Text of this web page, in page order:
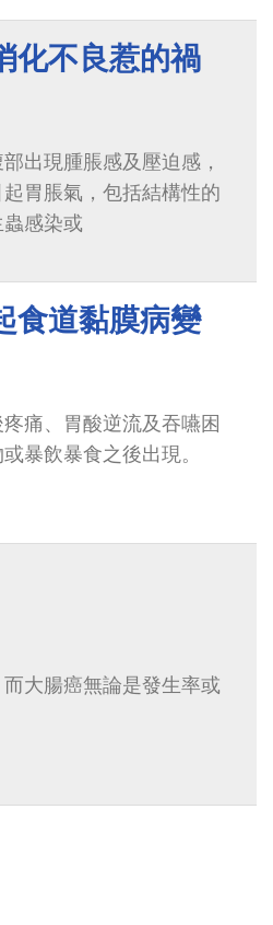
化不良惹的禍
出現腫脹感及壓迫感，
胃脹氣，包括結構性的
感染或
食道黏膜病變
痛、胃酸逆流及吞嚥困
暴飲暴食之後出現。
大腸癌無論是發生率或